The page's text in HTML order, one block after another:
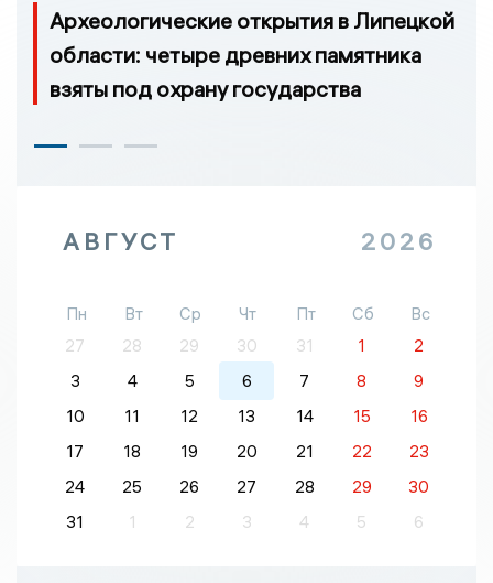
Археологические открытия в Липецкой
области: четыре древних памятника
взяты под охрану государства
АВГУСТ 2026
Пн Вт Ср Чт Пт Сб
Вс
27
28 29 30 31 1
2
3
4 5 6 7 8
9
10
11 12 13 14 15
16
17
18 19 20 21 22
23
24
25 26 27 28 29
30
31
1 2 3 4 5 6